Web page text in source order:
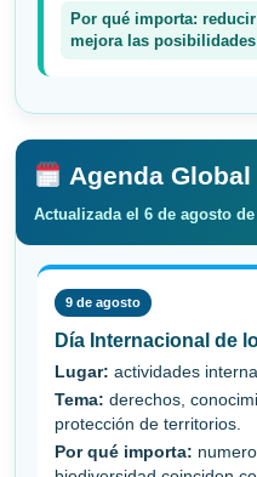
Por qué importa:
mejora las
Agenda
Actualizada el 6 de agosto de
9 de agosto
Día Internacional de
Lugar: actividades
Tema: derechos,
protección de territorios.
Por qué importa: